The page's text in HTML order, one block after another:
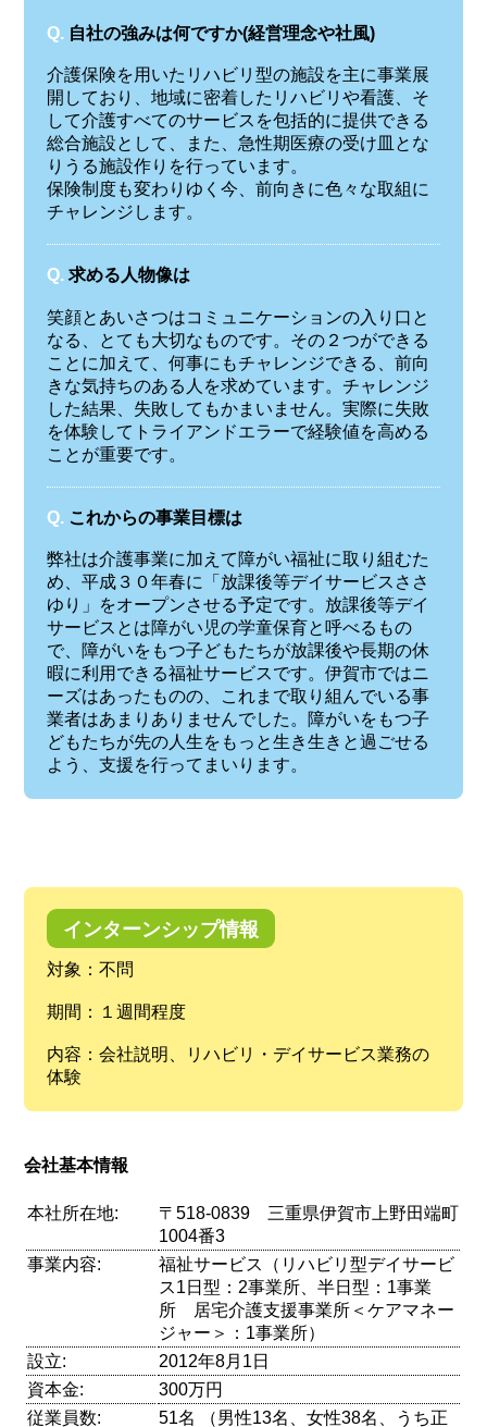
Q. 自社の強みは何ですか(経営理念や社風)
介護保険を用いたリハビリ型の施設を主に事業展
開しており、地域に密着したリハビリや看護、そ
して介護すべてのサービスを包括的に提供できる
総合施設として、また、急性期医療の受け皿とな
りうる施設作りを行っています。
保険制度も変わりゆく今、前向きに色々な取組に
チャレンジします。
Q. 求める人物像は
笑顔とあいさつはコミュニケーションの入り口と
なる、とても大切なものです。その２つができる
ことに加えて、何事にもチャレンジできる、前向
きな気持ちのある人を求めています。チャレンジ
した結果、失敗してもかまいません。実際に失敗
を体験してトライアンドエラーで経験値を高める
ことが重要です。
Q. これからの事業目標は
弊社は介護事業に加えて障がい福祉に取り組むた
め、平成３０年春に「放課後等デイサービスささ
ゆり」をオープンさせる予定です。放課後等デイ
サービスとは障がい児の学童保育と呼べるもの
で、障がいをもつ子どもたちが放課後や長期の休
暇に利用できる福祉サービスです。伊賀市ではニ
ーズはあったものの、これまで取り組んでいる事
業者はあまりありませんでした。障がいをもつ子
どもたちが先の人生をもっと生き生きと過ごせる
よう、支援を行ってまいります。
インターンシップ情報
対象：不問
期間：１週間程度
内容：会社説明、リハビリ・デイサービス業務の
体験
会社基本情報
本社所在地:
〒518-0839 三重県伊賀市上野田端町
1004番3
事業内容:
福祉サービス（リハビリ型デイサービ
ス1日型：2事業所、半日型：1事業
所 居宅介護支援事業所＜ケアマネー
ジャー＞：1事業所）
設立:
2012年8月1日
資本金:
300万円
従業員数:
51名 （男性13名、女性38名、うち正